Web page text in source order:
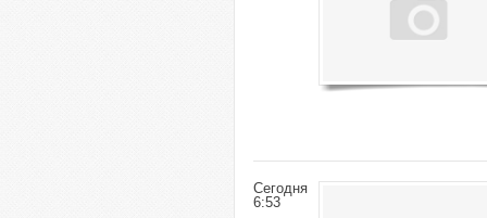
Сегодня
6:53